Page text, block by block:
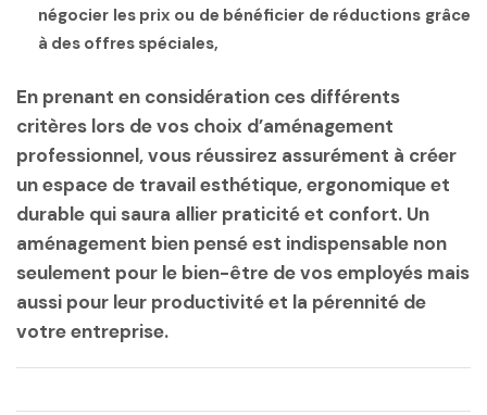
négocier les prix ou de bénéficier de réductions grâce
à des offres spéciales,
En prenant en considération ces différents
critères lors de vos choix d’aménagement
professionnel, vous réussirez assurément à créer
un espace de travail esthétique, ergonomique et
durable qui saura allier praticité et confort. Un
aménagement bien pensé est indispensable non
seulement pour le bien-être de vos employés mais
aussi pour leur productivité et la pérennité de
votre entreprise.